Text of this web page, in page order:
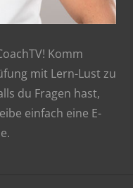
Komm
mit Lern-Lust zu
du Fragen hast,
einfach eine E-